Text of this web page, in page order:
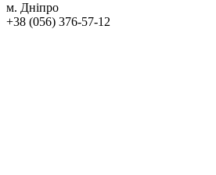
м. Дніпро
+38 (056) 376-57-12